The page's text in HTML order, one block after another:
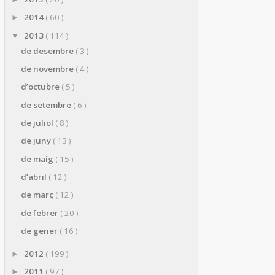
► 2014 ( 60 )
▼ 2013 ( 114 )
de desembre ( 3 )
de novembre ( 4 )
d’octubre ( 5 )
de setembre ( 6 )
de juliol ( 8 )
de juny ( 13 )
de maig ( 15 )
d’abril ( 12 )
de març ( 12 )
de febrer ( 20 )
de gener ( 16 )
► 2012 ( 199 )
► 2011 ( 97 )